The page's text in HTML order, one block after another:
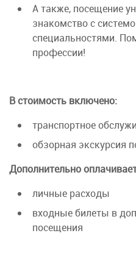
А также, посещение
знакомство с
специальностями.
профессии!
В стоимость включено:
транспортное
обзорная экскурсия
Дополнительно
личные расходы
входные билеты в
посещения